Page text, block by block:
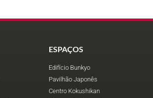
ESPAÇOS
Edifício Bunkyo
Pavilhão Japonês
Centro Kokushikan